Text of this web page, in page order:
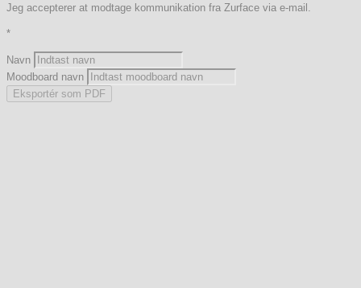
Jeg accepterer at modtage kommunikation fra Zurface via e-mail.
*
Navn
Moodboard navn
Eksportér som PDF